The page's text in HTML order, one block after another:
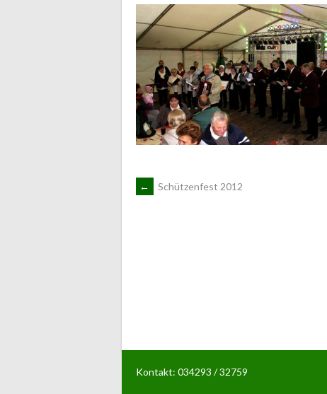
ARTIKEL-
← Schützenfest 2012
Kontakt: 034293 / 32759